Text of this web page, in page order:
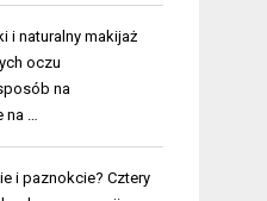
i naturalny makijaż
oczu
na
na …
i paznokcie? Cztery